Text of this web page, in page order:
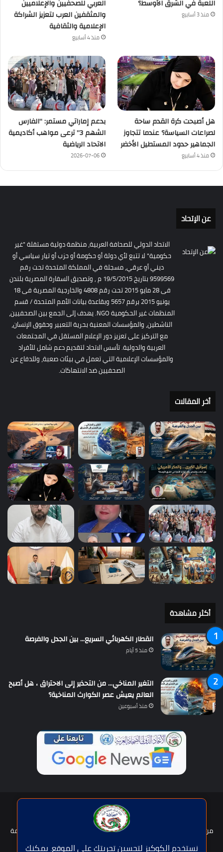
نستخدم الكوكيز لتحسين تجربتك على الموقع. يمكنك
اللعبة في الشرق الأوسط؟
منذ 3 أسابيع
العربي للصحفيين والإعلاميين
والمثقفين العرب لتعزيز الشراكة
الإعلامية والثقافية
منذ 4 أسابيع
هل أصبحت كرة القدم ساحة
لصراعات السياسة؟ عندما تتجاوز
الجماهير حدود المستطيل الأخضر
منذ 4 أسابيع
بدعم إماراتي مستمر: “الفارس
الشهم 3” ترعى مواهب أكاديمية
الاتحاد الرياضية
2026-07-06
عن الإتحاد
الاتحاد الدولي للصحافة العربية، منظمة دولية مستقلة "غير
حكومية" لا تتبع لأي دولة أو حكومة أو حزب أو تيار سياسي أو
ديني أو عرقي، مسجلة في المملكة المتحدة تحت رقم
9599569 بتاريخ 19/5/2015 م , وتصديق السفارة المصرية بلندن
فى 28 مايو 2015 تحت رقم 4808 والخارجية المصرية فى 18
يونيو 2015 برقم 5657 وبقاعدة بيانات الأمم المتحدة / قسم
المنظمات غير الحكومية NGO. يهدف إلى الجمع بين الصحفيين،
الناشطين، والمؤسسات المعنية بحرية التعبير وحقوق الإنسان،
مع التركيز على تعزيز دور الإعلام المستقل في المجتمعات
العربية والدولية. تأسس الاتحاد لتقديم دعم شامل للأفراد
والمؤسسات الإعلامية التي تعمل في بيئات صعبة، وللدفاع عن
الصحفيين ضد الانتهاكات.
أخر المقالات
أكثر مشاهدة
القطار الكهربائي السريع… بين الجدل والفرصة
منذ 5 أيام
التغير المناخي… من التحذير إلى الاحتراق ، هل أصبح
العالم يعيش عصر الكوارث المناخية؟
منذ أسبوعين
حقوق النشر © | جميع الحقوق محفوظة للاتحاد الدولى للصحافة العربية
2026
من نحن؟
عضوية الإتحاد سياسة الخصوصية
شروط الخدمة
اتصل بنا